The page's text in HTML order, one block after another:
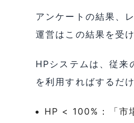
アンケートの結果、
運営はこの結果を受
HPシステムは、従来
を利用すればするだ
HP < 100%：「市